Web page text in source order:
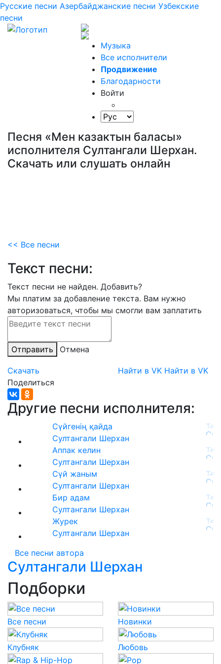
Русские песни Азербайджанские песни Узбекские
песни
Музыка
Все исполнители
Продвижение
Благодарности
Войти
Песня «Мен казактын баласы»
исполнителя Султангали Шерхан.
Скачать или слушать онлайн
<< Все песни
Текст песни:
Текст песни не найден. Добавить?
Мы платим за добавление текста. Вам нужно
авторизоваться, чтобы мы смогли вам заплатить
Отправить Отмена
Скачать Найти в VK Найти в VK
Поделиться
Другие песни исполнителя:
Сүйгенің қайда
Султангали Шерхан
Аппак келин
Султангали Шерхан
Сүй жаным
Султангали Шерхан
Бир адам
Султангали Шерхан
Журек
Султангали Шерхан
Все песни автора
Султангали Шерхан
Подборки
Все песни Новинки
Клубняк Любовь